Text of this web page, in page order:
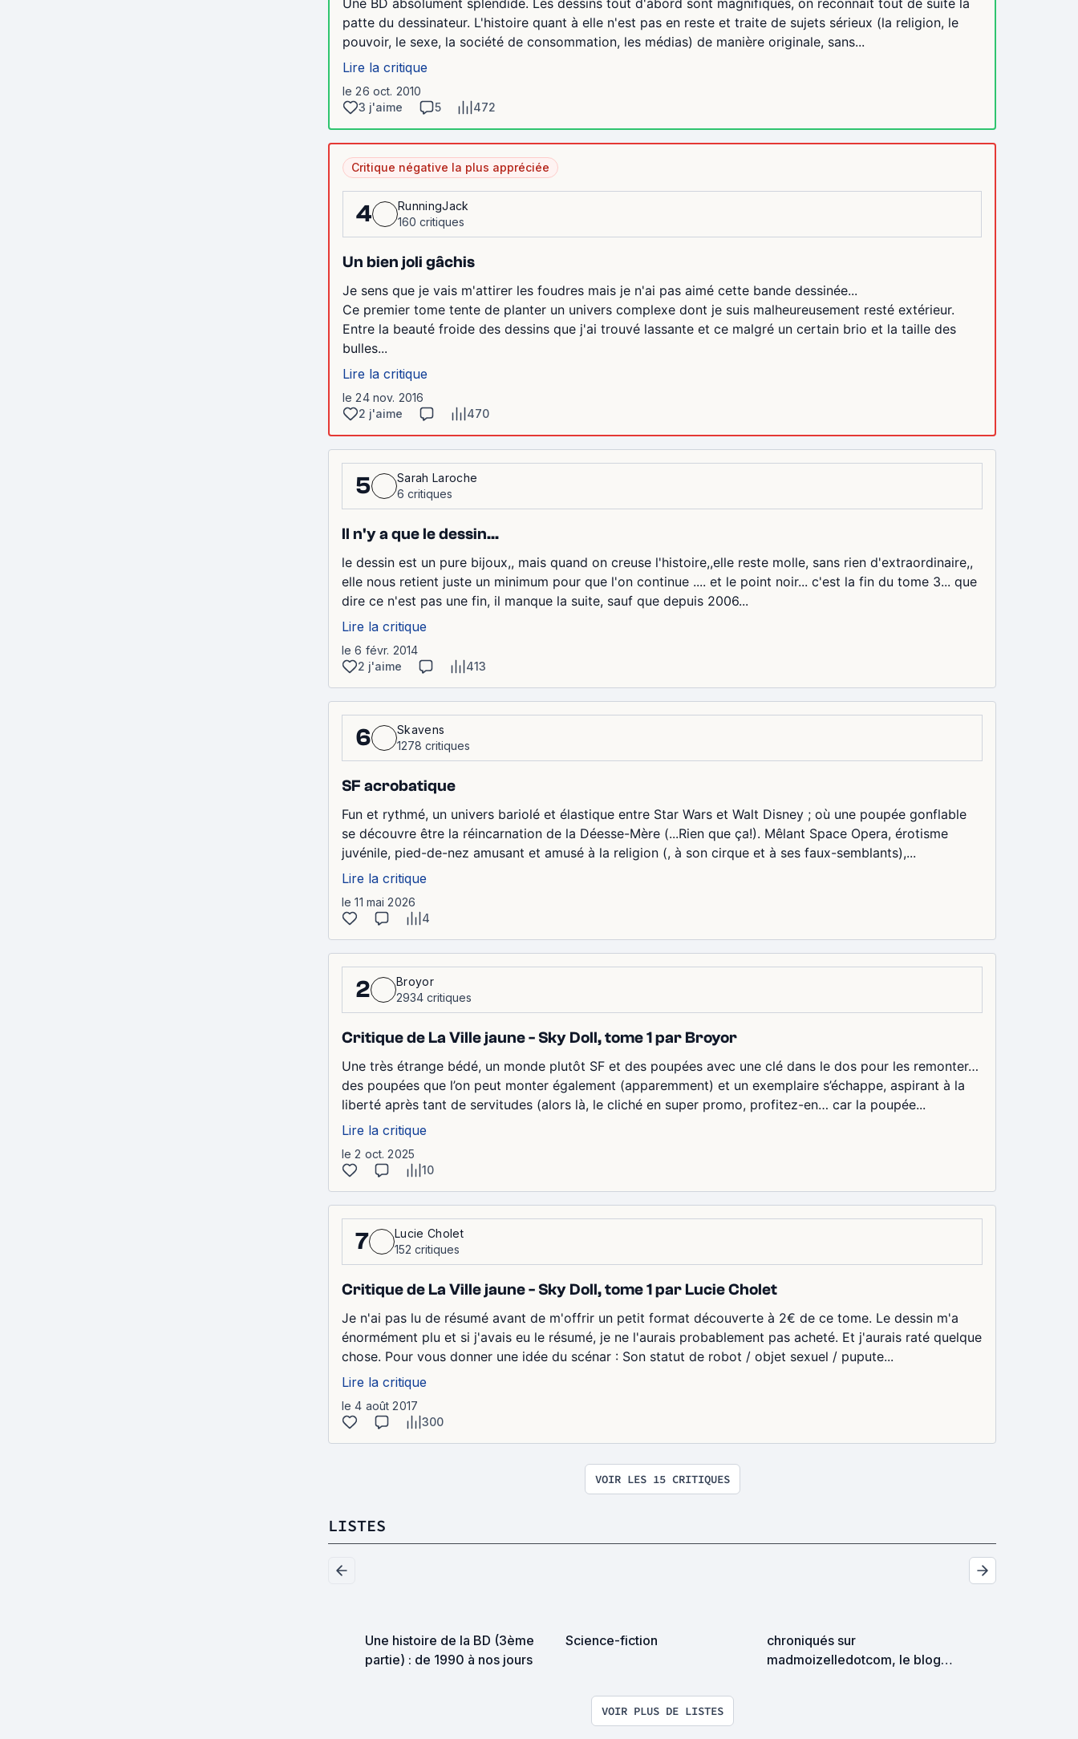
patte du dessinateur. L'histoire quant à elle n'est pas en reste et traite de sujets sérieux (la religion, le
pouvoir, le sexe, la société de consommation, les médias) de manière originale, sans...
Lire la critique
le 26 oct. 2010
3 j'aime
5 472
Critique négative la plus appréciée
4
RunningJack
160 critiques
Un bien joli gâchis
Je sens que je vais m'attirer les foudres mais je n'ai pas aimé cette bande dessinée...
Ce premier tome tente de planter un univers complexe dont je suis malheureusement resté extérieur.
Entre la beauté froide des dessins que j'ai trouvé lassante et ce malgré un certain brio et la taille des
bulles...
Lire la critique
le 24 nov. 2016
2 j'aime
470
5
Sarah Laroche
6 critiques
Il n'y a que le dessin...
le dessin est un pure bijoux,, mais quand on creuse l'histoire,,elle reste molle, sans rien d'extraordinaire,,
elle nous retient juste un minimum pour que l'on continue .... et le point noir... c'est la fin du tome 3... que
dire ce n'est pas une fin, il manque la suite, sauf que depuis 2006...
Lire la critique
le 6 févr. 2014
2 j'aime
413
6
Skavens
1278 critiques
SF acrobatique
Fun et rythmé, un univers bariolé et élastique entre Star Wars et Walt Disney ; où une poupée gonflable
se découvre être la réincarnation de la Déesse-Mère (...Rien que ça!). Mêlant Space Opera, érotisme
juvénile, pied-de-nez amusant et amusé à la religion (, à son cirque et à ses faux-semblants),...
Lire la critique
le 11 mai 2026
4
2
Broyor
2934 critiques
Critique de La Ville jaune - Sky Doll, tome 1 par Broyor
Une très étrange bédé, un monde plutôt SF et des poupées avec une clé dans le dos pour les remonter…
des poupées que l’on peut monter également (apparemment) et un exemplaire s’échappe, aspirant à la
liberté après tant de servitudes (alors là, le cliché en super promo, profitez-en… car la poupée...
Lire la critique
le 2 oct. 2025
10
7
Lucie Cholet
152 critiques
Critique de La Ville jaune - Sky Doll, tome 1 par Lucie Cholet
Je n'ai pas lu de résumé avant de m'offrir un petit format découverte à 2€ de ce tome. Le dessin m'a
énormément plu et si j'avais eu le résumé, je ne l'aurais probablement pas acheté. Et j'aurais raté quelque
chose. Pour vous donner une idée du scénar : Son statut de robot / objet sexuel / pupute...
Lire la critique
le 4 août 2017
300
VOIR LES 15 CRITIQUES
LISTES
Une histoire de la BD (3ème
partie) : de 1990 à nos jours
Science-fiction
chroniqués sur
madmoizelledotcom, le blog
VOIR PLUS DE LISTES